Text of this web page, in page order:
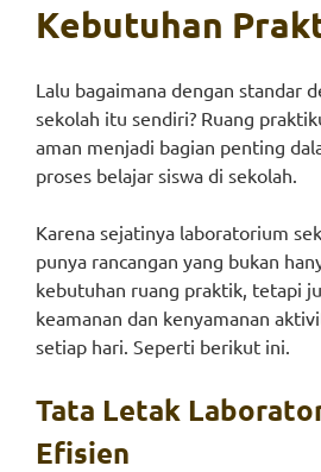
Kebutuhan
Lalu bagaimana dengan standar
sekolah itu sendiri? Ruang
aman menjadi bagian penting
proses belajar siswa di sekolah.
Karena sejatinya laboratorium
punya rancangan yang bukan
kebutuhan ruang praktik, tetapi
keamanan dan kenyamanan
setiap hari. Seperti berikut ini.
Tata Letak
Efisien